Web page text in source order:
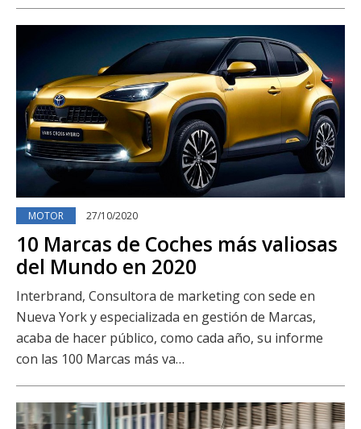
MOTOR 27/10/2020
10 Marcas de Coches más valiosas
del Mundo en 2020
Interbrand, Consultora de marketing con sede en
Nueva York y especializada en gestión de Marcas,
acaba de hacer público, como cada año, su informe
con las 100 Marcas más va…